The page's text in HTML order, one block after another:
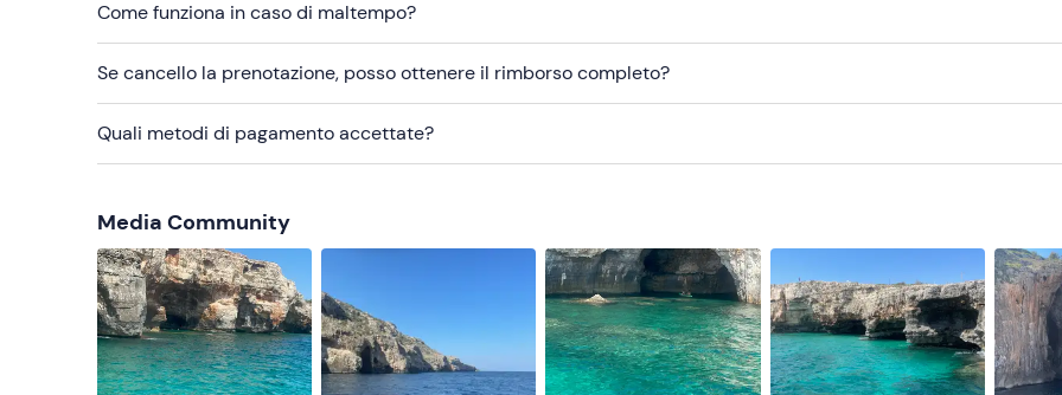
Abbigliamento adatto alla stagione
Non dimenticare di portare
Telo mare
Crema solare
Costume da bagno
Cappello
Occhiali da sole
Come funziona in caso di maltempo?
Se cancello la prenotazione, posso ottenere il rimborso completo?
Quali metodi di pagamento accettate?
Media Community